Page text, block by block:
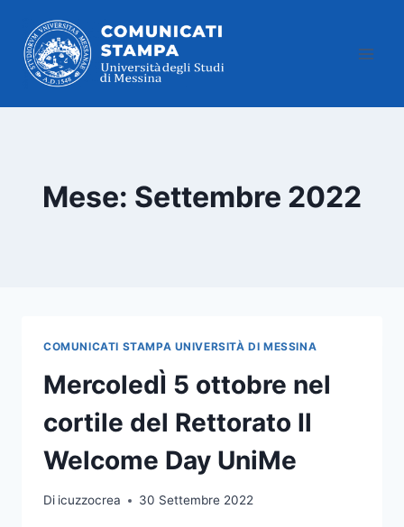
contenuto
Mese: Settembre 2022
COMUNICATI STAMPA UNIVERSITÀ DI MESSINA
MercoledÌ 5 ottobre nel
cortile del Rettorato Il
Welcome Day UniMe
Di icuzzocrea 30 Settembre 2022